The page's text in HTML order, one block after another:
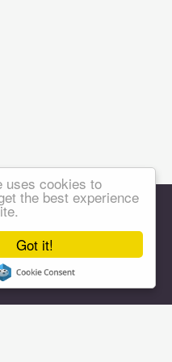
Got it!
uses cookies to
the best experience
!